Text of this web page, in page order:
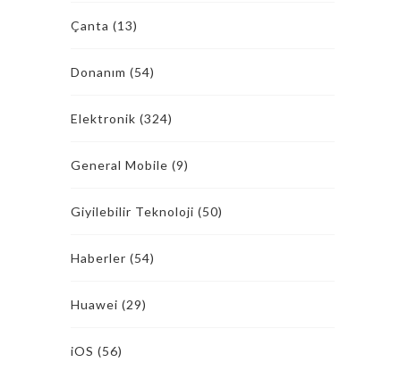
Çanta (13)
Donanım (54)
Elektronik (324)
General Mobile (9)
Giyilebilir Teknoloji (50)
Haberler (54)
Huawei (29)
iOS (56)